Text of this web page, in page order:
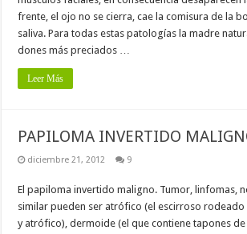
frente, el ojo no se cierra, cae la comisura de la
saliva. Para todas estas patologías la madre
dones más preciados …
Leer Más
PAPILOMA INVERTIDO
diciembre 21, 2012 9
El papiloma invertido maligno. Tumor, linfomas,
similar pueden ser atrófico (el escirroso
y atrófico), dermoide (el que contiene tapones